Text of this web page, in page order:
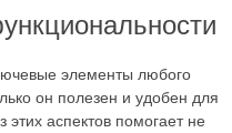
элементы любого
он полезен и удобен для
этих аспектов помогает не